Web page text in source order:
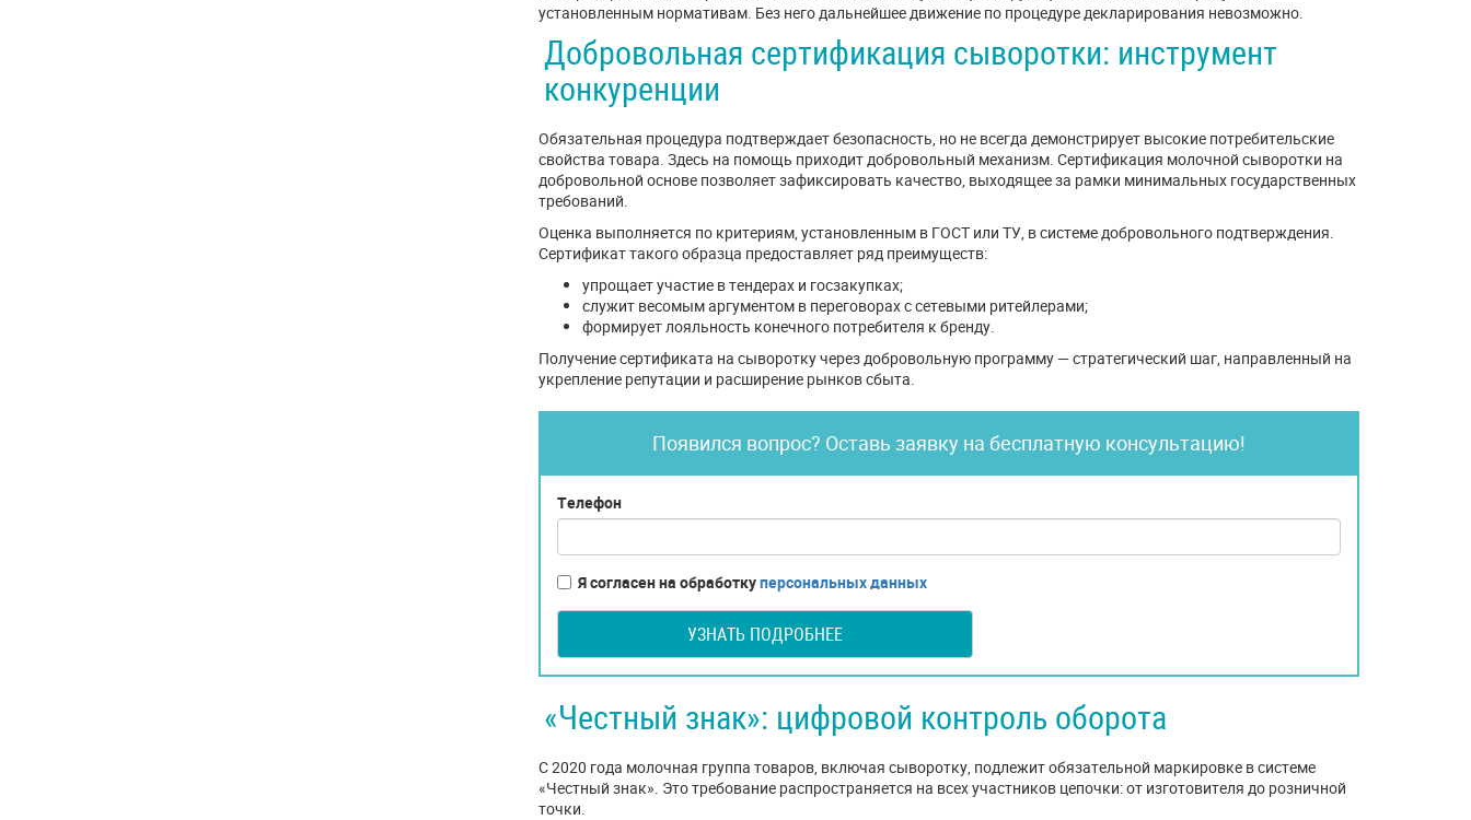
установленным нормативам. Без него дальнейшее движение по процедуре декларирования невозможно.
Добровольная сертификация сыворотки: инструмент
конкуренции
Обязательная процедура подтверждает безопасность, но не всегда демонстрирует высокие потребительские
свойства товара. Здесь на помощь приходит добровольный механизм. Сертификация молочной сыворотки на
добровольной основе позволяет зафиксировать качество, выходящее за рамки минимальных государственных
требований.
Оценка выполняется по критериям, установленным в ГОСТ или ТУ, в системе добровольного подтверждения.
Сертификат такого образца предоставляет ряд преимуществ:
упрощает участие в тендерах и госзакупках;
служит весомым аргументом в переговорах с сетевыми ритейлерами;
формирует лояльность конечного потребителя к бренду.
Получение сертификата на сыворотку через добровольную программу — стратегический шаг, направленный на
укрепление репутации и расширение рынков сбыта.
Появился вопрос? Оставь заявку на бесплатную консультацию!
Телефон
Я согласен на обработкуперсональных данных
УЗНАТЬ ПОДРОБНЕЕ
«Честный знак»: цифровой контроль оборота
С 2020 года молочная группа товаров, включая сыворотку, подлежит обязательной маркировке в системе
«Честный знак». Это требование распространяется на всех участников цепочки: от изготовителя до розничной
точки.